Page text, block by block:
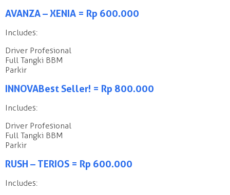
AVANZA – XENIA = Rp 600.000
Includes:
Driver Profesional
Full Tangki BBM
Parkir
INNOVA Best Seller! = Rp 800.000
Includes:
Driver Profesional
Full Tangki BBM
Parkir
RUSH – TERIOS = Rp 600.000
Includes: